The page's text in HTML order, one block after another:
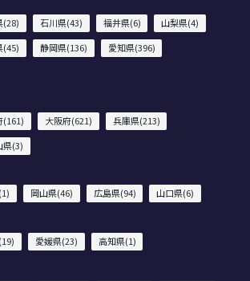
(28) 石川県(43) 福井県(6)
山梨県(4)
(45) 静岡県(136)
愛知県(396)
(161) 大阪府(621)
兵庫県(213)
県(3)
岡山県(46) 広島県(94) 山口県(6)
愛媛県(23) 高知県(1)